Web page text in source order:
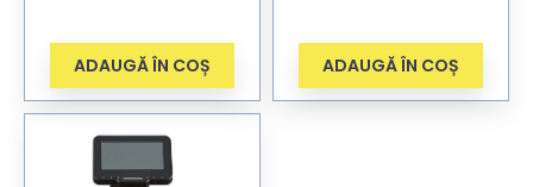
ADAUGĂ ÎN COȘ ADAUGĂ ÎN COȘ